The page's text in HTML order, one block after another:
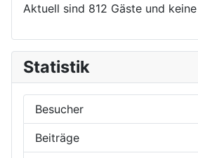
Aktuell sind 812 Gäste und
Statistik
Besucher
Beiträge